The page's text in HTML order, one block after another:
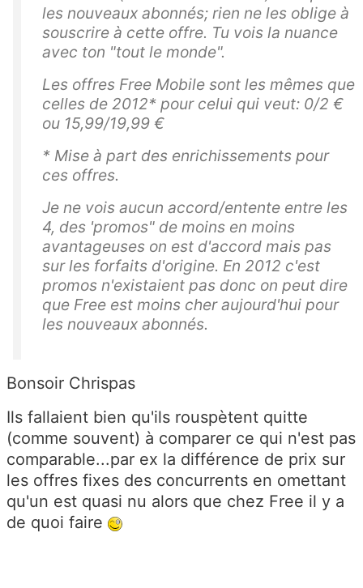
les nouveaux abonnés; rien ne les oblige à
souscrire à cette offre. Tu vois la nuance
avec ton "tout le monde".
Les offres Free Mobile sont les mêmes que
celles de 2012* pour celui qui veut: 0/2 €
ou 15,99/19,99 €
* Mise à part des enrichissements pour
ces offres.
Je ne vois aucun accord/entente entre les
4, des 'promos" de moins en moins
avantageuses on est d'accord mais pas
sur les forfaits d'origine. En 2012 c'est
promos n'existaient pas donc on peut dire
que Free est moins cher aujourd'hui pour
les nouveaux abonnés.
Bonsoir Chrispas
Ils fallaient bien qu'ils rouspètent quitte
(comme souvent) à comparer ce qui n'est pas
comparable...par ex la différence de prix sur
les offres fixes des concurrents en omettant
qu'un est quasi nu alors que chez Free il y a
de quoi faire